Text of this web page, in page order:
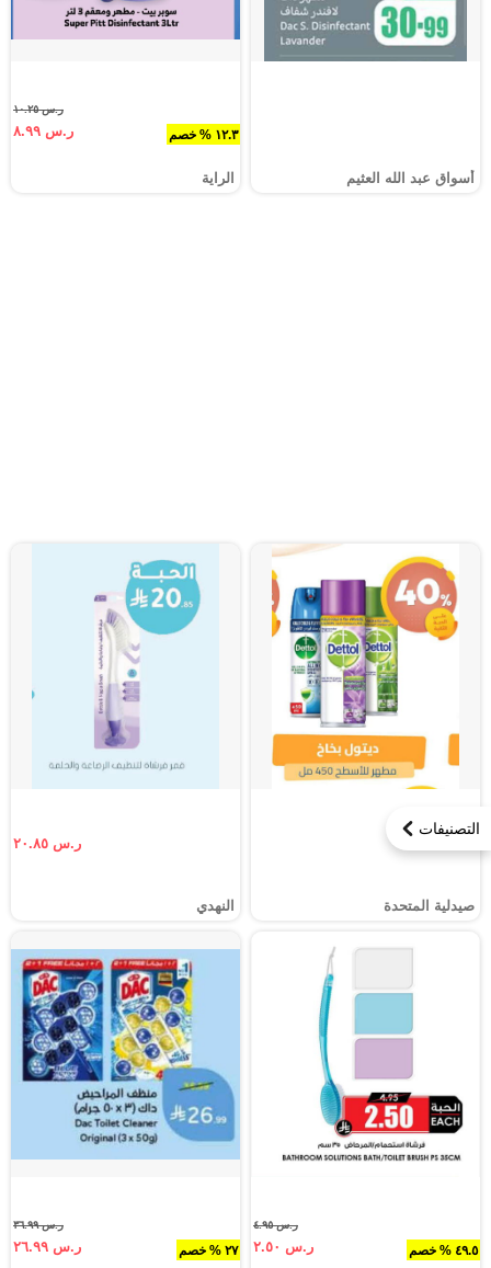
التصنيفات
أسواق عبد الله العثيم
١٢.٣ % خصم
ر.س ١٠.٢٥
ر.س ٨.٩٩
الراية
صيدلية المتحدة
ر.س ٢٠.٨٥
النهدي
٤٩.٥ % خصم
ر.س ٤.٩٥
ر.س ٢.٥٠ ٢٧ % خصم
ر.س ٣٦.٩٩
ر.س ٢٦.٩٩